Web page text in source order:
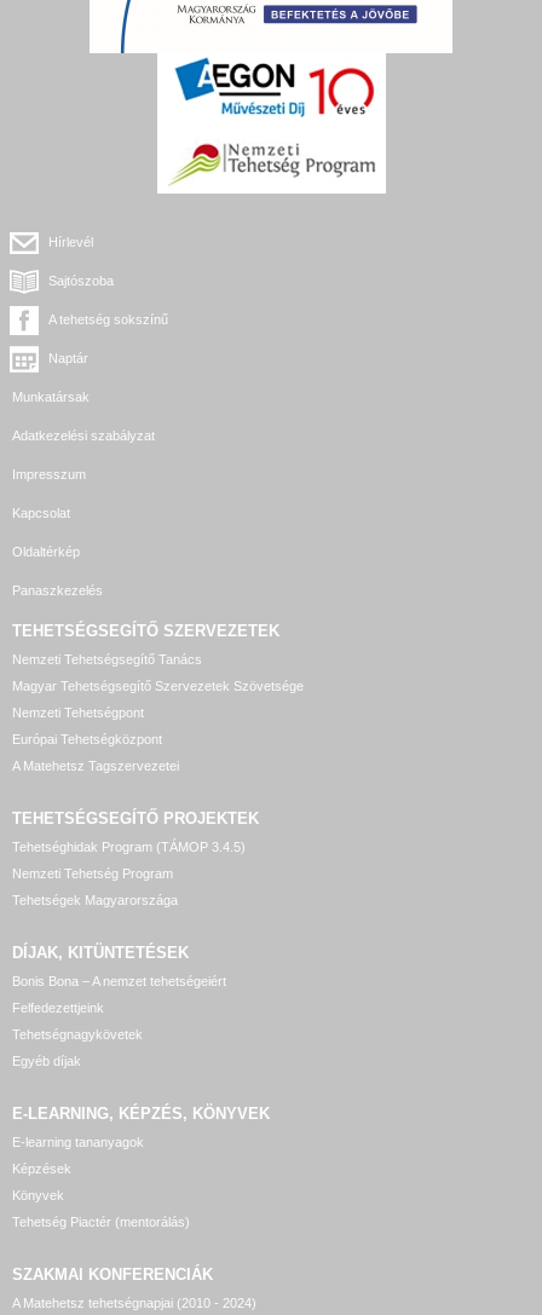
Hírlevél
Sajtószoba
A tehetség sokszínű
Naptár
Munkatársak
Adatkezelési szabályzat
Impresszum
Kapcsolat
Oldaltérkép
Panaszkezelés
TEHETSÉGSEGÍTŐ SZERVEZETEK
Nemzeti Tehetségsegítő Tanács
Magyar Tehetségsegítő Szervezetek Szövetsége
Nemzeti Tehetségpont
Európai Tehetségközpont
A Matehetsz Tagszervezetei
TEHETSÉGSEGÍTŐ PROJEKTEK
Tehetséghidak Program (TÁMOP 3.4.5)
Nemzeti Tehetség Program
Tehetségek Magyarországa
DÍJAK, KITÜNTETÉSEK
Bonis Bona – A nemzet tehetségeiért
Felfedezettjeink
Tehetségnagykövetek
Egyéb díjak
E-LEARNING, KÉPZÉS, KÖNYVEK
E-learning tananyagok
Képzések
Könyvek
Tehetség Piactér (mentorálás)
SZAKMAI KONFERENCIÁK
A Matehetsz tehetségnapjai (2010 - 2024)